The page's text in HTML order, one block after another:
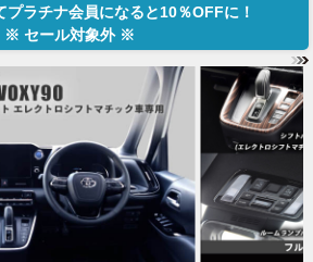
プラチナ会員になると10％OFFに！
※ セール対象外 ※